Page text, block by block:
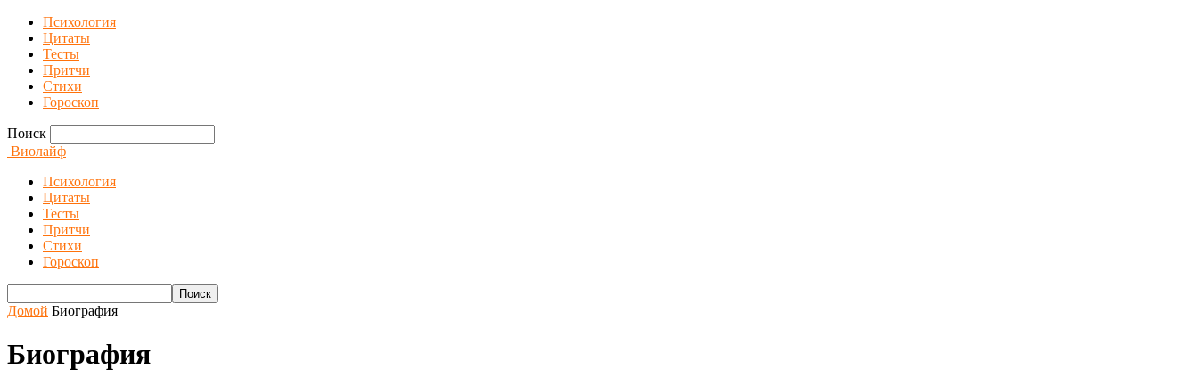
Психология
Цитаты
Тесты
Притчи
Стихи
Гороскоп
Поиск
Виолайф
Психология
Цитаты
Тесты
Притчи
Стихи
Гороскоп
Домой Биография
Биография